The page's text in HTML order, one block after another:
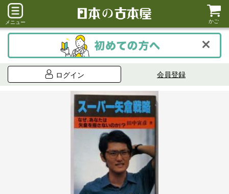
メニュー かご
ログイン 会員登録